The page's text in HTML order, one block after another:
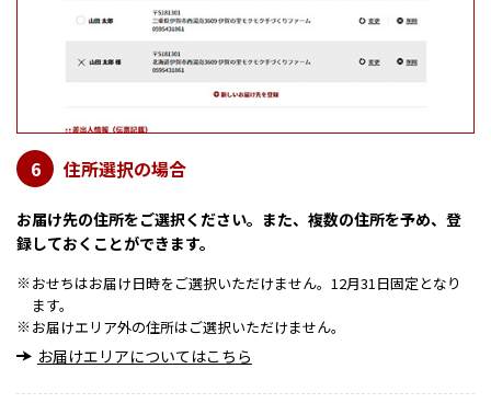
6 住所選択の場合
お届け先の住所をご選択ください。また、複数の住所を予め、登
録しておくことができます。
※ おせちはお届け日時をご選択いただけません。12月31日固定となり
ます。
※ お届けエリア外の住所はご選択いただけません。
お届けエリアについてはこちら